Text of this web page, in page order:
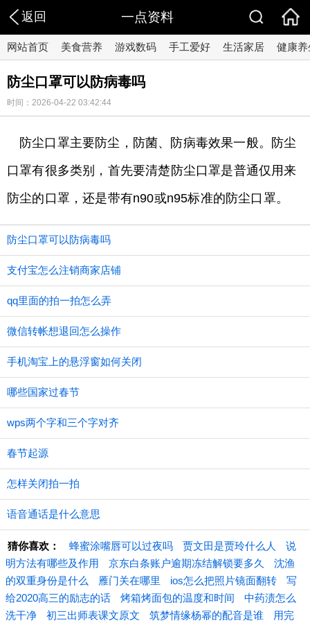
返回 一点资料
网站首页 美食营养 游戏数码 手工爱好 生活家居 健康养
防尘口罩可以防病毒吗
时间：2026-04-22 03:42:44
防尘口罩主要防尘，防菌、防病毒效果一般。防尘
口罩有很多类别，首先要清楚防尘口罩是普通仅用来
防尘的口罩，还是带有n90或n95标准的防尘口罩。
防尘口罩可以防病毒吗
支付宝怎么注销商家店铺
qq里面的拍一拍怎么弄
微信转帐想退回怎么操作
手机淘宝上的悬浮窗如何关闭
哪些国家过春节
wps两个字和三个字对齐
春节起源
怎样关闭拍一拍
语音通话是什么意思
猜你喜欢： 蜂蜜涂嘴唇可以过夜吗 贾文田是贾玲什么人
说
明方法有哪些及作用
京东白条账户逾期冻结解锁要多久
沈渔
的双重身份是什么
雁门关在哪里 ios怎么把照片镜面翻转
写
给2020高三的励志的话
烤箱烤面包的温度和时间
中药渍怎么
洗干净
初三出师表课文原文 筑梦情缘杨幂的配音是谁 用完